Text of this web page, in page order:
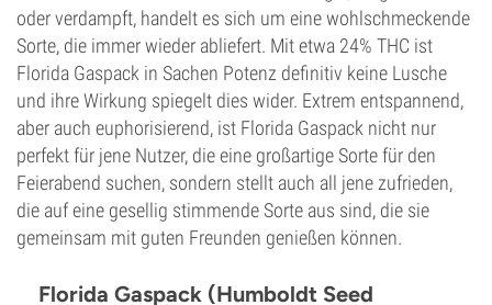
oder verdampft, handelt es sich um eine wohlschmeckende
Sorte, die immer wieder abliefert. Mit etwa 24% THC ist
Florida Gaspack in Sachen Potenz definitiv keine Lusche
und ihre Wirkung spiegelt dies wider. Extrem entspannend,
aber auch euphorisierend, ist Florida Gaspack nicht nur
perfekt für jene Nutzer, die eine großartige Sorte für den
Feierabend suchen, sondern stellt auch all jene zufrieden,
die auf eine gesellig stimmende Sorte aus sind, die sie
gemeinsam mit guten Freunden genießen können.
Florida Gaspack (Humboldt Seed